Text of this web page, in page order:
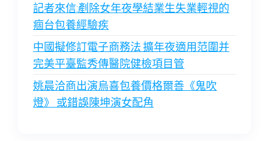
記者來信:剷除女年夜學結業生失業輕視的
痼台包養經驗疾
中國擬修訂電子商務法 擴年夜適用范圍并
完美平臺監秀傳醫院健檢項目管
姚晨洽商出演烏喜包養價格爾善《鬼吹
燈》 或錯誤陳坤演女配角